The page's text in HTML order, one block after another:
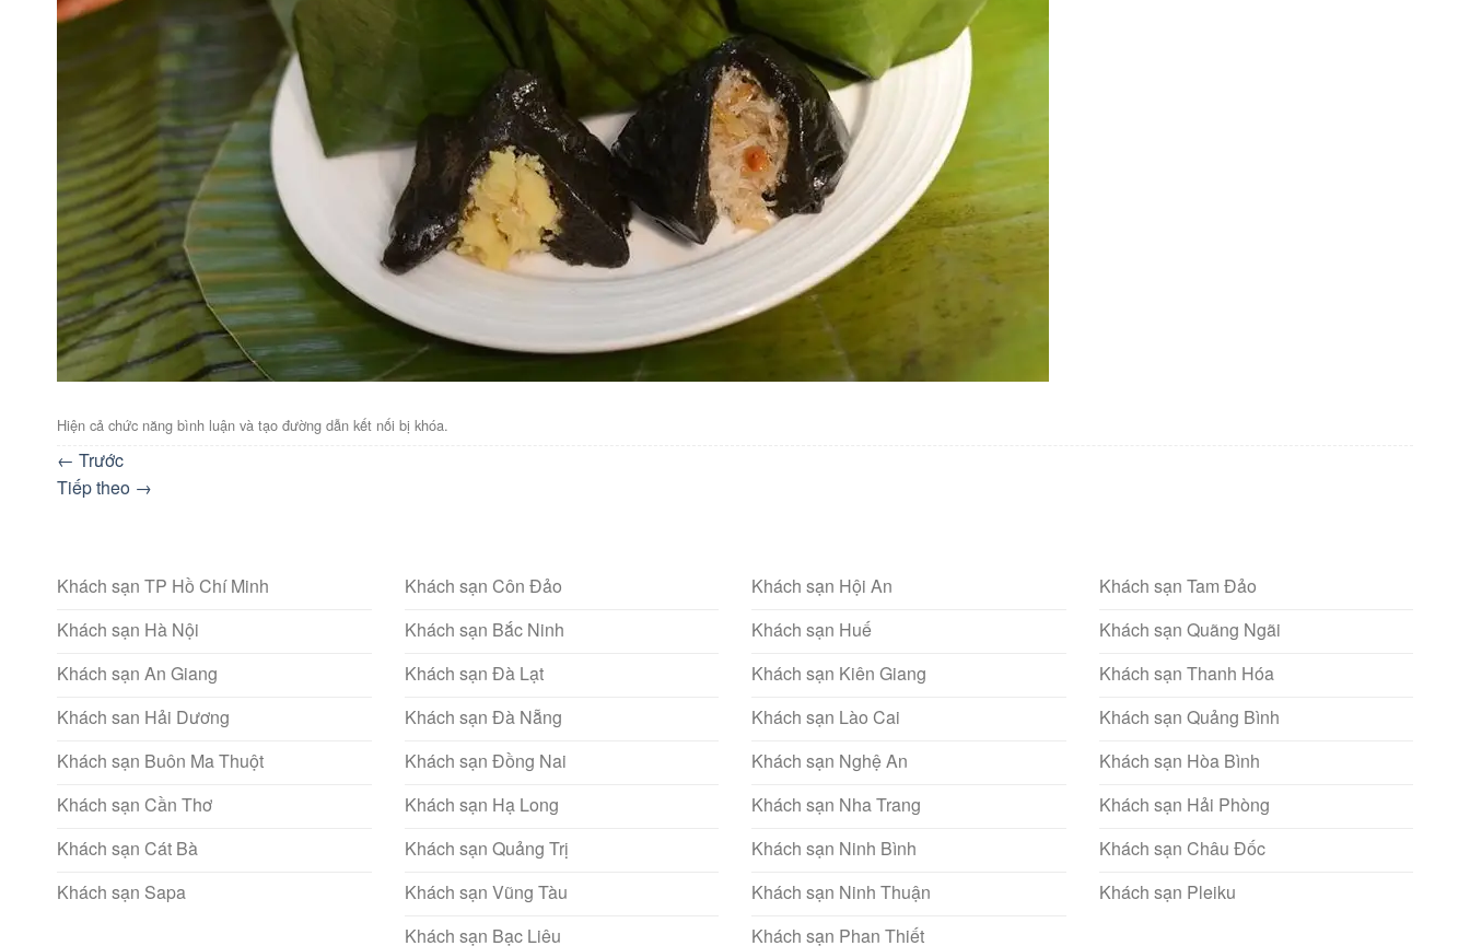
Hiện cả chức năng bình luận và tạo đường dẫn kết nối bị khóa.
← Trước
Tiếp theo →
Khách sạn TP Hồ Chí Minh
Khách sạn Hà Nội
Khách sạn An Giang
Khách san Hải Dương
Khách sạn Buôn Ma Thuột
Khách sạn Cần Thơ
Khách sạn Cát Bà
Khách sạn Sapa
Khách sạn Côn Đảo
Khách sạn Bắc Ninh
Khách sạn Đà Lạt
Khách sạn Đà Nẵng
Khách sạn Đồng Nai
Khách sạn Hạ Long
Khách sạn Quảng Trị
Khách sạn Vũng Tàu
Khách sạn Bạc Liêu
Khách sạn Hội An
Khách sạn Huế
Khách sạn Kiên Giang
Khách sạn Lào Cai
Khách sạn Nghệ An
Khách sạn Nha Trang
Khách sạn Ninh Bình
Khách sạn Ninh Thuận
Khách sạn Phan Thiết
Khách sạn Tam Đảo
Khách sạn Quãng Ngãi
Khách sạn Thanh Hóa
Khách sạn Quảng Bình
Khách sạn Hòa Bình
Khách sạn Hải Phòng
Khách sạn Châu Đốc
Khách sạn Pleiku